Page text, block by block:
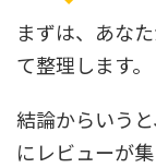
まずは、あな
て整理します。
結論からいう
にレビューが